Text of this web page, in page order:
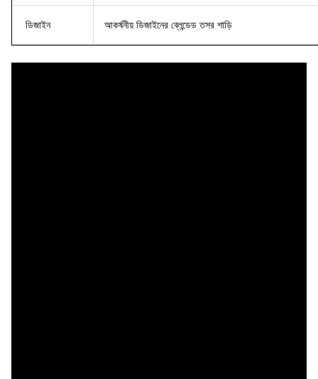
ডিজাইন আকর্ষনীয় ডিজাইনের ব্লেন্ডেড তসর শাড়ি